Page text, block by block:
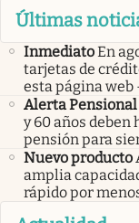
Últimas
InmediatoEn
tarjetas de
esta página web
Alerta Pensional
y 60 años
pensión para
Nuevo producto
amplia
rápido por